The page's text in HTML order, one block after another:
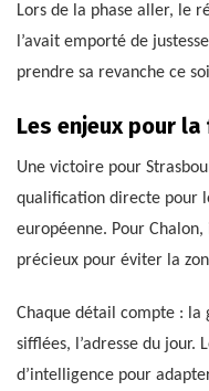
Lors de la phase aller, le
l’avait emporté de
prendre sa revanche ce
Les enjeux pour
Une victoire pour
qualification directe pour
européenne. Pour
précieux pour éviter la
Chaque détail compte : la
sifflées, l’adresse du jour.
d’intelligence pour